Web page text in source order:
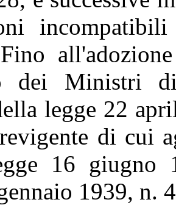
dei Ministri
legge 22
di cui
16
1939, n.